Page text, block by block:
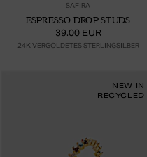
SAFIRA
ESPRESSO DROP STUDS
39.00 EUR
24K VERGOLDETES STERLINGSILBER
NEW IN
RECYCLED